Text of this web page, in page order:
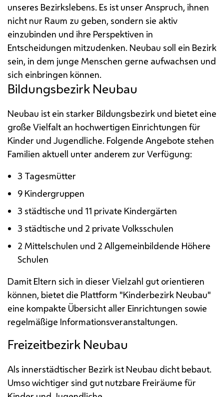
unseres Bezirkslebens. Es ist unser Anspruch, ihnen
nicht nur Raum zu geben, sondern sie aktiv
einzubinden und ihre Perspektiven in
Entscheidungen mitzudenken. Neubau soll ein Bezirk
sein, in dem junge Menschen gerne aufwachsen und
sich einbringen können.
Bildungsbezirk Neubau
Neubau ist ein starker Bildungsbezirk und bietet eine
große Vielfalt an hochwertigen Einrichtungen für
Kinder und Jugendliche. Folgende Angebote stehen
Familien aktuell unter anderem zur Verfügung:
3 Tagesmütter
9 Kindergruppen
3 städtische und 11 private Kindergärten
3 städtische und 2 private Volksschulen
2 Mittelschulen und 2 Allgemeinbildende Höhere
Schulen
Damit Eltern sich in dieser Vielzahl gut orientieren
können, bietet die Plattform "Kinderbezirk Neubau"
eine kompakte Übersicht aller Einrichtungen sowie
regelmäßige Informationsveranstaltungen.
Freizeitbezirk Neubau
Als innerstädtischer Bezirk ist Neubau dicht bebaut.
Umso wichtiger sind gut nutzbare Freiräume für